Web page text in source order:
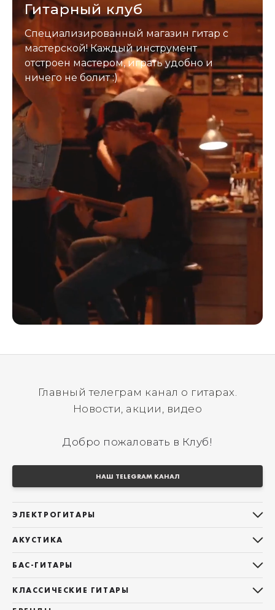
Гитарный клуб
Специализированный магазин гитар с
мастерской! Каждый инструмент
отстроен мастером, играть удобно и
ничего не болит :)
Главный телеграм канал о гитарах.
Новости, акции, видео
Добро пожаловать в Клуб!
НАШ TELEGRAM КАНАЛ
ЭЛЕКТРОГИТАРЫ
Telecaster
Les Paul
АКУСТИКА
Фолки (ОМ, 000, 00)
Гранд Аудиториум
БАС-ГИТАРЫ
КЛАССИЧЕСКИЕ ГИТАРЫ
Все классические гитары